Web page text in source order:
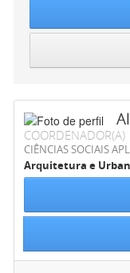
COORDENADOR(A)
CIÊNCIAS SOCIAIS
Arquitetura e